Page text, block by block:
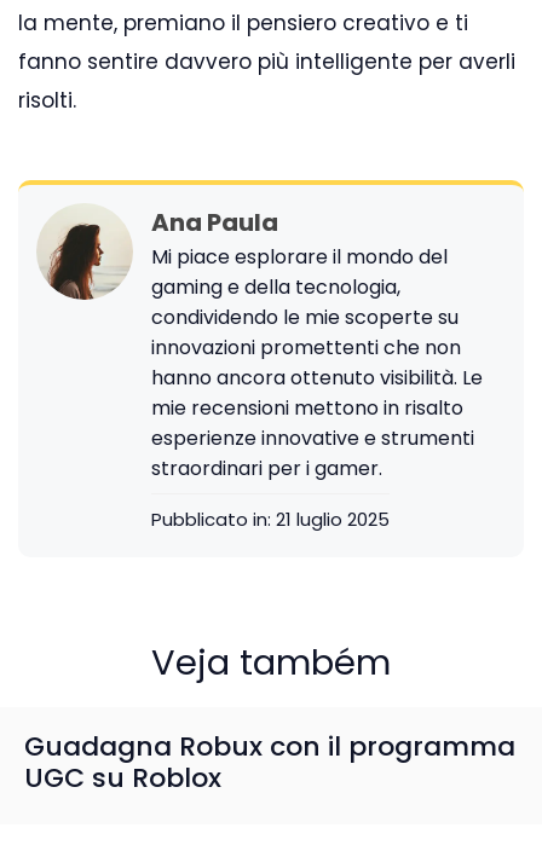
la mente, premiano il pensiero creativo e ti
fanno sentire davvero più intelligente per averli
risolti.
Ana Paula
Mi piace esplorare il mondo del
gaming e della tecnologia,
condividendo le mie scoperte su
innovazioni promettenti che non
hanno ancora ottenuto visibilità. Le
mie recensioni mettono in risalto
esperienze innovative e strumenti
straordinari per i gamer.
Pubblicato in: 21 luglio 2025
Veja também
Guadagna Robux con il programma
UGC su Roblox